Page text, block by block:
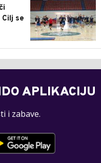
se
APLIKACIJU
i zabave.